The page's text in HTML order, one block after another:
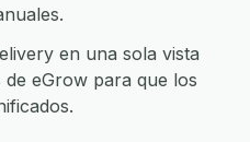
en una sola vista
eGrow para que los